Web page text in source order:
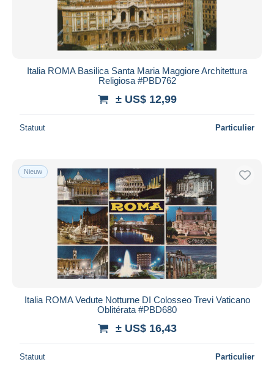
Italia ROMA Basilica Santa Maria Maggiore Architettura
Religiosa #PBD762
± US$ 12,99
Statuut Particulier
Nieuw
Italia ROMA Vedute Notturne DI Colosseo Trevi Vaticano
Oblitérata #PBD680
± US$ 16,43
Statuut Particulier